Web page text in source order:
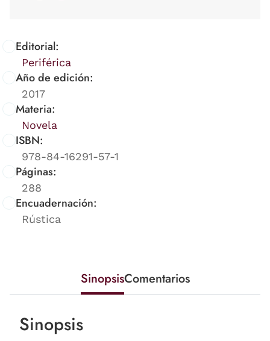
Editorial:
Periférica
Año de edición:
2017
Materia:
Novela
ISBN:
978-84-16291-57-1
Páginas:
288
Encuadernación:
Rústica
SinopsisComentarios
Sinopsis